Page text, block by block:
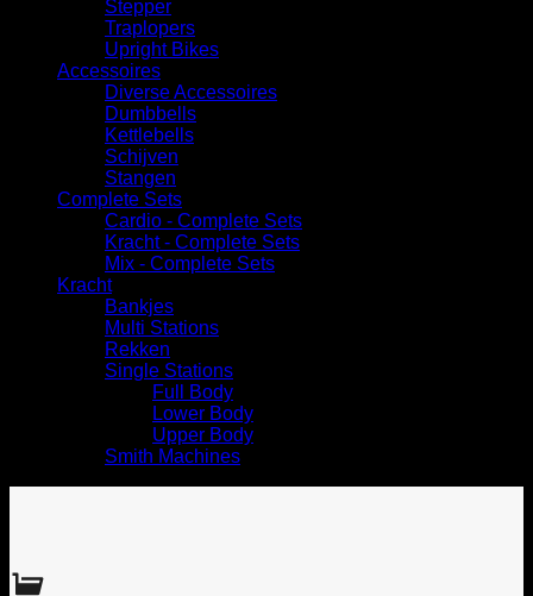
Stepper
Traplopers
Upright Bikes
Accessoires
Diverse Accessoires
⁠Dumbbells
Kettlebells
⁠Schijven
Stangen
Complete Sets
Cardio - Complete Sets
⁠Kracht - Complete Sets
Mix - Complete Sets
Kracht
Bankjes
Multi Stations
Rekken
Single Stations
Full Body
Lower Body
Upper Body
Smith Machines